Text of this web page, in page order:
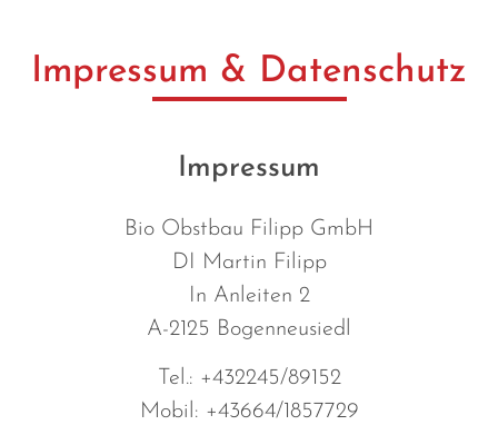
Impressum & Datenschutz
Impressum
Bio Obstbau Filipp GmbH
DI Martin Filipp
In Anleiten 2
A-2125 Bogenneusiedl
Tel.: +432245/89152
Mobil: +43664/1857729